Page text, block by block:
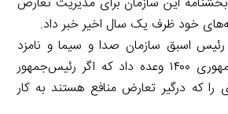
خود ظرف یک سال اخیر خبر داد.
رئیس اسبق سازمان صدا و سیما و نامزد
انتخابات ریاست‌جمهوری ۱۴۰۰ وعده داد که اگر رئیس‌جمهور
را که درگیر تعارض منافع هستند به کار